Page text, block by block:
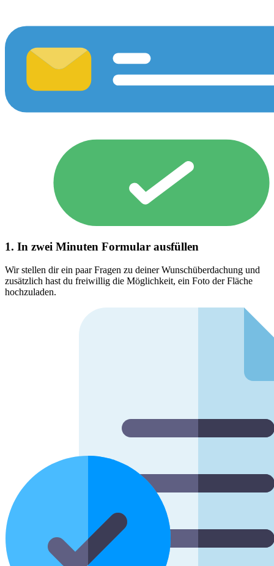
1. In zwei Minuten Formular ausfüllen
Wir stellen dir ein paar Fragen zu deiner Wunschüberdachung und
zusätzlich hast du freiwillig die Möglichkeit, ein Foto der Fläche
hochzuladen.